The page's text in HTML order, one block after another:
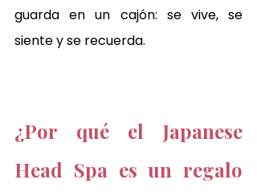
guarda en un cajón: se vive, se
siente y se recuerda.
¿Por qué el Japanese
Head Spa es un regalo